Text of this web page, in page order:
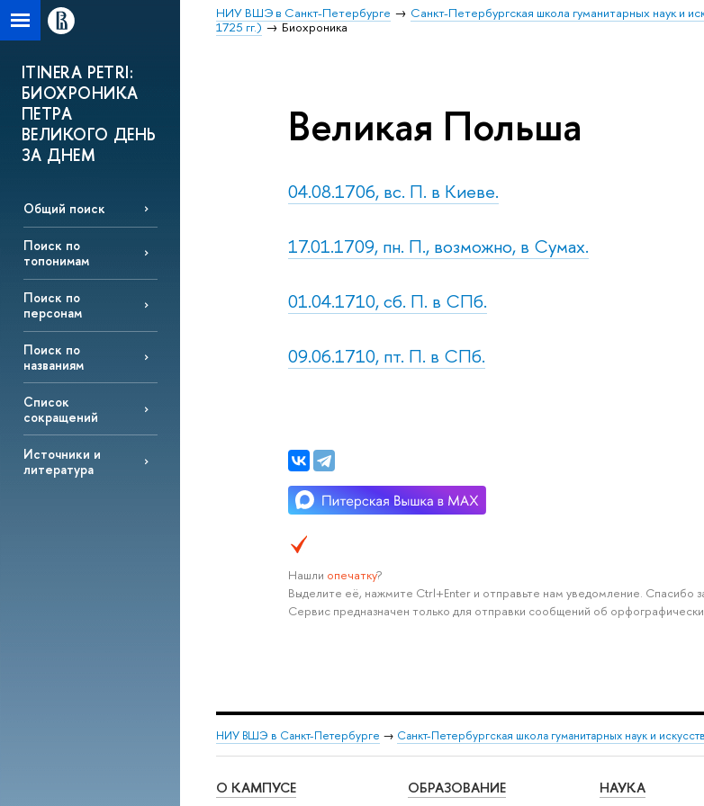
НИУ ВШЭ в Санкт-Петербурге Санкт-Петербургская школа гуманитарных наук и
1725 гг.)
Биохроника
ITINERA PETRI:
БИОХРОНИКА
ПЕТРА
ВЕЛИКОГО ДЕНЬ
ЗА ДНЕМ
Общий поиск
Поиск по
топонимам
Поиск по
персонам
Поиск по
названиям
Список
сокращений
Источники и
литература
Великая Польша
04.08.1706, вс. П. в Киеве.
17.01.1709, пн. П., возможно, в Сумах.
01.04.1710, сб. П. в СПб.
09.06.1710, пт. П. в СПб.
Нашли опечатку?
Выделите её, нажмите Ctrl+Enter и отправьте нам уведомление. Спасибо
Сервис предназначен только для отправки сообщений об
НИУ ВШЭ в Санкт-Петербурге → Санкт-Петербургская школа гуманитарных наук и искусств
О КАМПУСЕ ОБРАЗОВАНИЕ НАУКА